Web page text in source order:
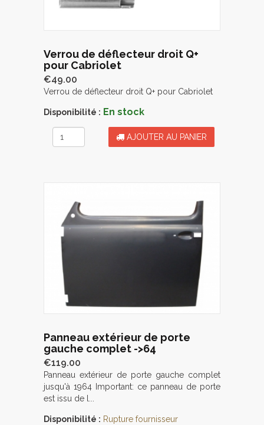
Verrou de déflecteur droit Q+
pour Cabriolet
€49.00
Verrou de déflecteur droit Q+ pour Cabriolet
Disponibilité : En stock
AJOUTER AU PANIER
Panneau extérieur de porte
gauche complet ->64
€119.00
Panneau extérieur de porte gauche complet
jusqu'à 1964 Important: ce panneau de porte
est issu de l...
Disponibilité : Rupture fournisseur